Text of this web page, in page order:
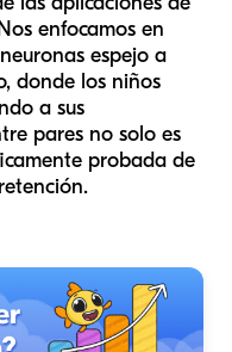
enfocamos en
espejo a
donde los niños
a sus
pares no solo es
probada de